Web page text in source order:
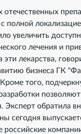
отечественных
полной
увеличить
лечения и
лекарства,
бизнеса ГК
того,
Эксперт обратила
сегодня
российские